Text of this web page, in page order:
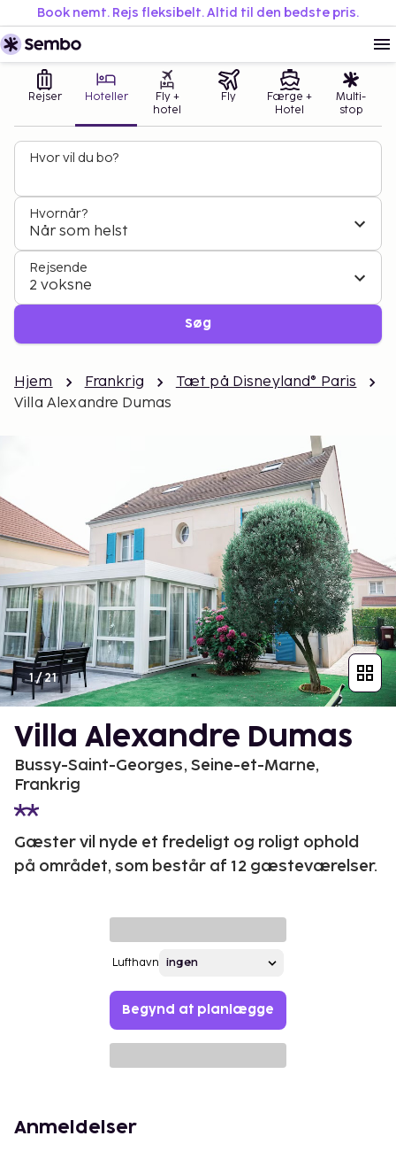
Book nemt. Rejs fleksibelt. Altid til den bedste pris.
Rejser Hoteller
Fly +
hotel
Fly
Færge +
Hotel
Multi-
stop
Hvor vil du bo?
Hvornår?
Når som helst
Rejsende
2 voksne
Søg
Hjem Frankrig
Tæt på Disneyland® Paris
Villa Alexandre Dumas
1/21
Villa Alexandre Dumas
Bussy-Saint-Georges, Seine-et-Marne,
Frankrig
Gæster vil nyde et fredeligt og roligt ophold
på området, som består af 12 gæsteværelser.
Lufthavn
Begynd at planlægge
Anmeldelser